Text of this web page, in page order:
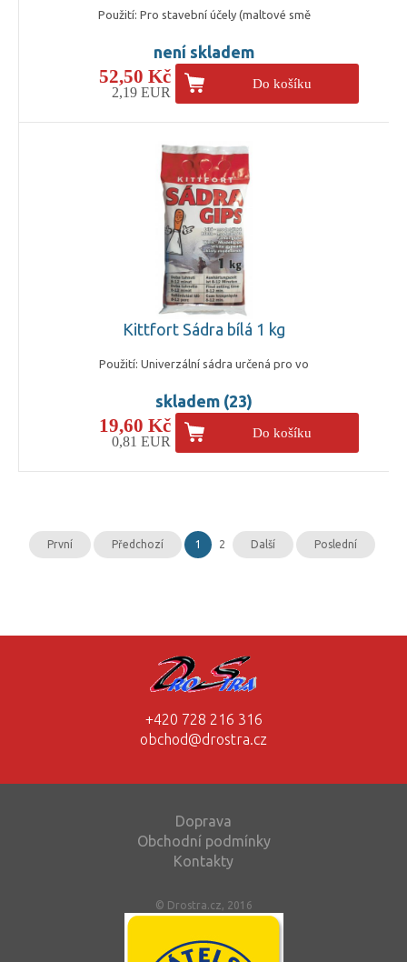
Použití: Pro stavební účely (maltové smě
není skladem
52,50 Kč
2,19 EUR
Do košíku
Kittfort Sádra bílá 1 kg
Použití: Univerzální sádra určená pro vo
skladem (23)
19,60 Kč
0,81 EUR
Do košíku
První Předchozí 1 2 Další Poslední
+420 728 216 316
obchod@drostra.cz
Doprava
Obchodní podmínky
Kontakty
© Drostra.cz, 2016